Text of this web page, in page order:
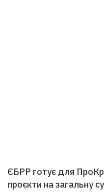
ЄБРР готує для
проєкти на загальну